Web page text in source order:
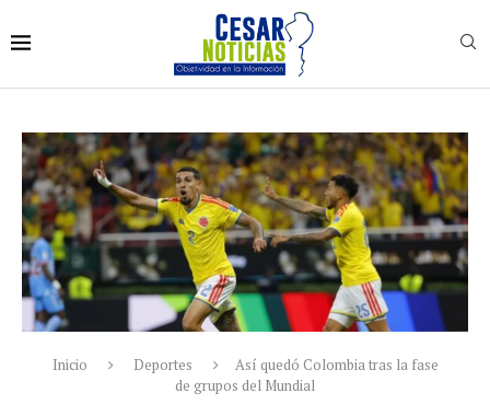
Inicio Deportes
Así quedó Colombia tras la fase
de grupos del Mundial